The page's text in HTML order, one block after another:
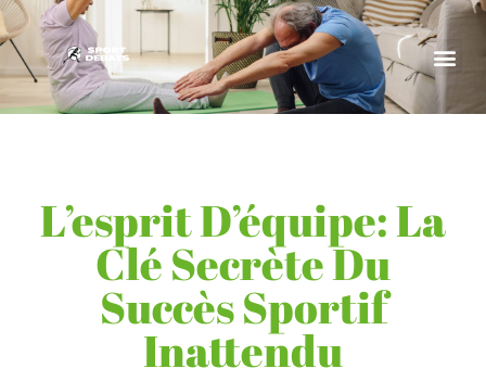
L’esprit D’équipe: La
Clé Secrète Du
Succès Sportif
Inattendu